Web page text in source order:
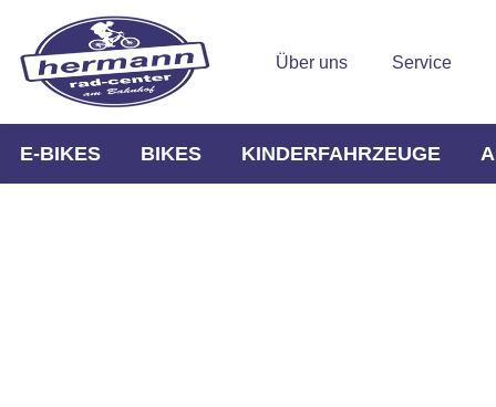
Über uns Service
E-BIKES BIKES KINDERFAHRZEUGE